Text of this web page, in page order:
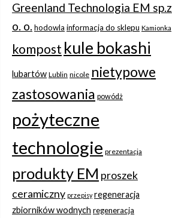
Greenland Technologia EM sp.z
o. o.hodowla informacja do sklepu Kamionka
kompost kule bokashi
lubartów Lublin nicole nietypowe
zastosowania powódż
pożyteczne
technologie prezentacja
produkty EM proszek
ceramiczny przepisy regeneracja
zbiorników wodnych regeneracja